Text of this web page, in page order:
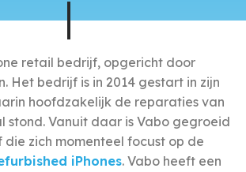
retail bedrijf, opgericht door
Het bedrijf is in 2014 gestart in zijn
hoofdzakelijk de reparaties van
stond. Vanuit daar is Vabo gegroeid
zich momenteel focust op de
iPhones. Vabo heeft een